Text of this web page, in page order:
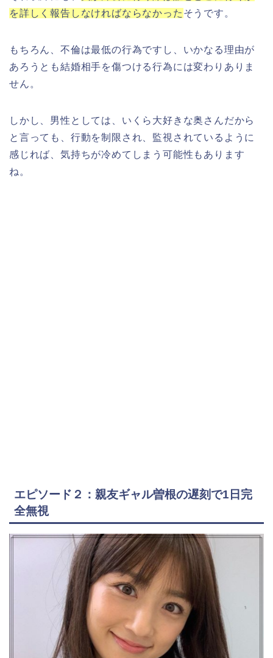
を詳しく報告しなければならなかった そうです。
もちろん、不倫は最低の行為ですし、いかなる理由が
あろうとも結婚相手を傷つける行為には変わりありま
せん。
しかし、男性としては、いくら大好きな奥さんだから
と言っても、行動を制限され、監視されているように
感じれば、気持ちが冷めてしまう可能性もあります
ね。
エピソード２：親友ギャル曽根の遅刻で1 日完
全無視